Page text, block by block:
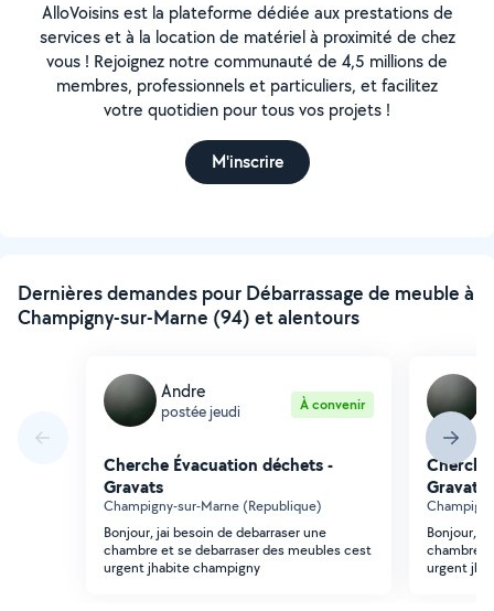
AlloVoisins est la plateforme dédiée aux prestations de
services et à la location de matériel à proximité de chez
vous ! Rejoignez notre communauté de 4,5 millions de
membres, professionnels et particuliers, et facilitez
votre quotidien pour tous vos projets !
M'inscrire
Dernières demandes pour Débarrassage de meuble à
Champigny-sur-Marne (94) et alentours
Andre
postée jeudi À convenir
Cherche Évacuation déchets -
Gravats
Champigny-sur-Marne (Republique)
Bonjour, jai besoin de debarraser une
chambre et se debarraser des meubles cest
urgent jhabite champigny
Gravats
Bonjour,
chambre
urgent